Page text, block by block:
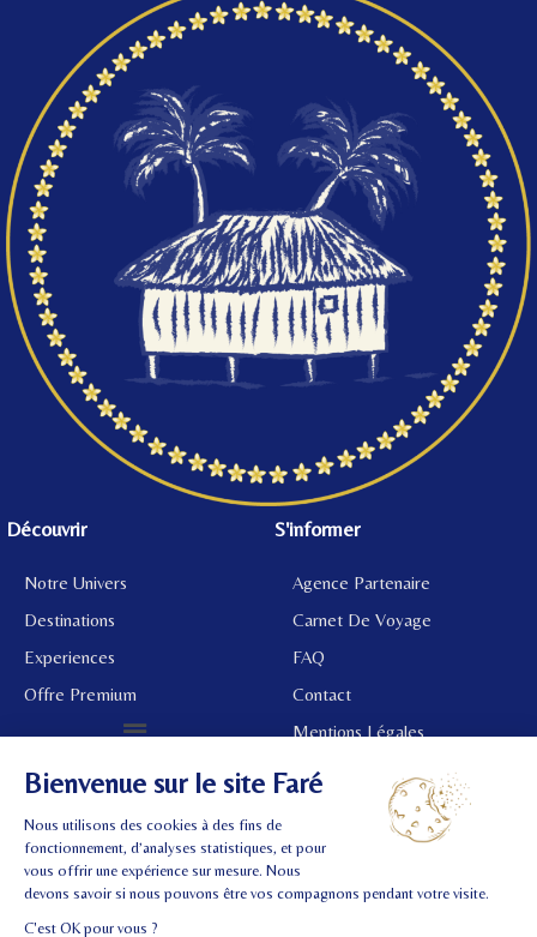
Découvrir
Notre Univers
Destinations
Experiences
Offre Premium
S'informer
Agence Partenaire
Carnet De Voyage
FAQ
Contact
Mentions Légales